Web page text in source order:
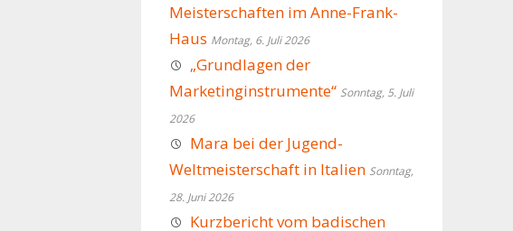
Meisterschaften im Anne-Frank-
Haus Montag, 6. Juli 2026
„Grundlagen der
Marketinginstrumente“ Sonntag, 5. Juli
2026
Mara bei der Jugend-
Weltmeisterschaft in Italien Sonntag,
28. Juni 2026
Kurzbericht vom badischen